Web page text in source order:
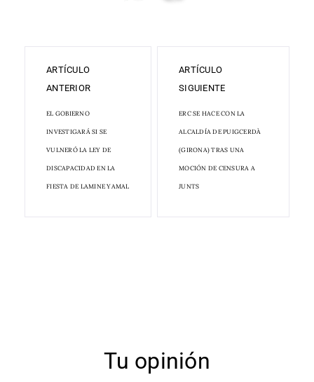
ARTÍCULO
ANTERIOR
EL GOBIERNO
INVESTIGARÁ SI SE
VULNERÓ LA LEY DE
DISCAPACIDAD EN LA
FIESTA DE LAMINE YAMAL
ARTÍCULO
SIGUIENTE
ERC SE HACE CON LA
ALCALDÍA DE PUIGCERDÀ
(GIRONA) TRAS UNA
MOCIÓN DE CENSURA A
JUNTS
Tu opinión